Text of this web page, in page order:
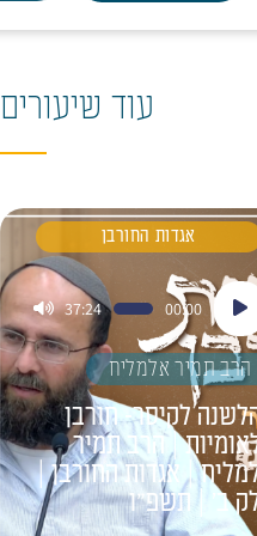
עוד שיעורים
אגדות החורבן
00:00
37:24
הרב תמיר אלמליח
לקיסר- חורבן
| הרב תמיר
| אגדות החורבן |
ב' | תשפ"ו